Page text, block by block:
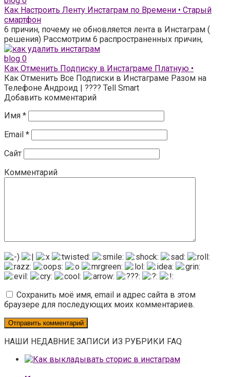
Как Настроить Ленту Инстаграм по Времени • Старый
смартфон
6 причин, почему не обновляется лента в Инстаграм (
решения) Рассмотрим 6 распространенных причин,
blog 0
Как Отменить Подписку в Инстаграме Платную •
Как Отменить Все Подписки в Инстаграме Разом на
Телефоне Андроид | ???? Tell Smart
Добавить комментарий
Имя *
Email *
Сайт
Комментарий
Сохранить моё имя, email и адрес сайта в этом
браузере для последующих моих комментариев.
НАШИ НЕДАВНИЕ ЗАПИСИ ИЗ РУБРИКИ FAQ